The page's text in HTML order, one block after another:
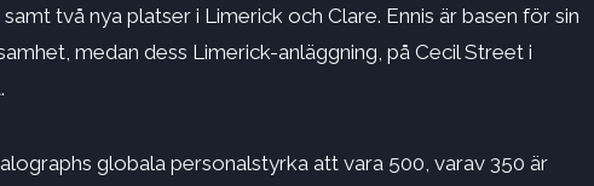
två nya platser i Limerick och Clare. Ennis är basen för sin
medan dess Limerick-anläggning, på Cecil Street i
globala personalstyrka att vara 500, varav 350 är